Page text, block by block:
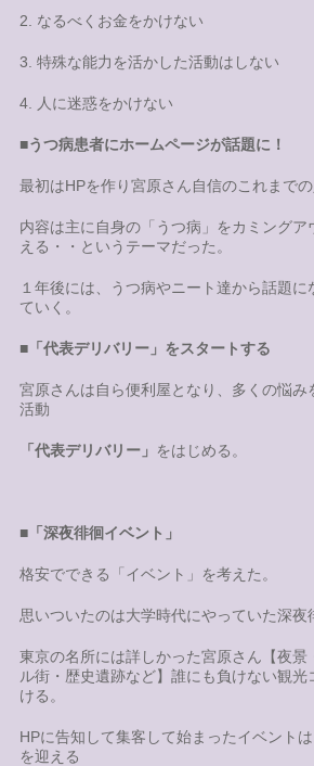
2. なるべくお金をかけない
3. 特殊な能力を活かした活動はしない
4. 人に迷惑をかけない
■うつ病患者にホームページが話題に！
最初はHPを作り宮原さん自信のこれまでの
内容は主に自身の「うつ病」をカミング
える・・というテーマだった。
１年後には、うつ病やニート達から話題に
ていく。
■ 「代表デリバリー」をスタートする
宮原さんは自ら便利屋となり、多くの悩み
活動
「代表デリバリー」 をはじめる。
■ 「深夜徘徊イベント」
格安でできる「イベント」を考えた。
思いついたのは大学時代にやっていた深夜
東京の名所には詳しかった宮原さん【夜景
ル街・歴史遺跡など】誰にも負けない観
ける。
HPに告知して集客して始まったイベント
を迎える